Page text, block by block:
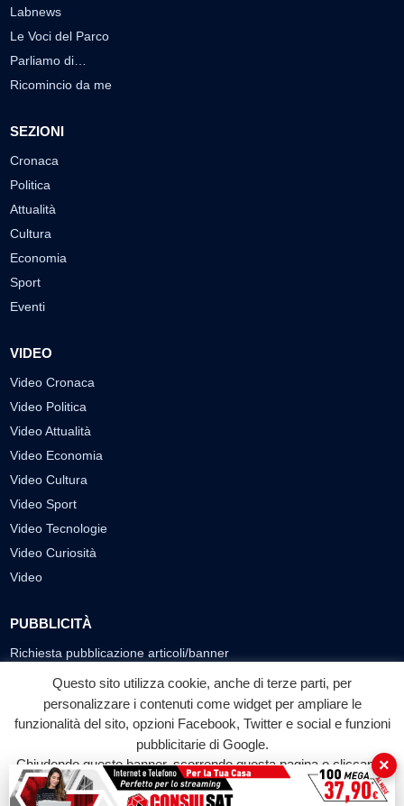
Labnews
Le Voci del Parco
Parliamo di…
Ricomincio da me
SEZIONI
Cronaca
Politica
Attualità
Cultura
Economia
Sport
Eventi
VIDEO
Video Cronaca
Video Politica
Video Attualità
Video Economia
Video Cultura
Video Sport
Video Tecnologie
Video Curiosità
Video
PUBBLICITÀ
Richiesta pubblicazione articoli/banner
SEGUICI SUI SOCIAL
f
Facebook
◎ ▶
YouTube
Questo sito utilizza cookie, anche di terze parti, per
personalizzare i contenuti come widget per ampliare le
funzionalità del sito, opzioni Facebook, Twitter e social e funzioni
pubblicitarie di Google.
Chiudendo questo banner, scorrendo questa pagina o cliccando
su qualunque suo elemento acconsenti all'uso dei cookie.
×